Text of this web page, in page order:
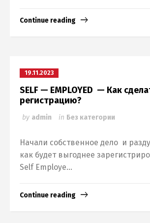
Continue reading
19.11.2023
SELF — EMPLOYED — Как
регистрацию?
by admin in Без категории
Начали собственное дело и
как будет выгоднее
Self Employe...
Continue reading